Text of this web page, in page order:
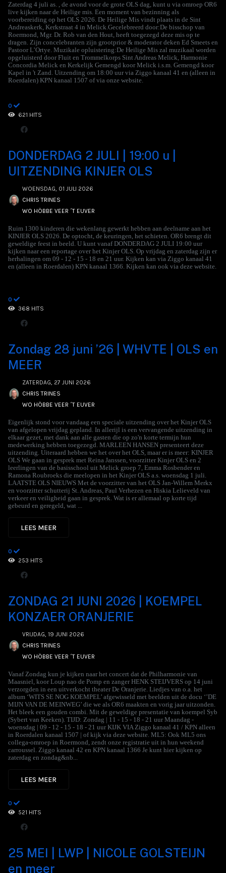
Zaterdag 4 juli as. , de avond voor de grote OLS dag, kunt u via omroep OR6
live kijken naar de Heilige mis. Een moment van bezinning als
voorbereiding op het OLS 2026. De Heilige Mis vindt plaats in de Sint
Andreaskerk, Kerkstraat 4 in Melick.Gecelebreerd door:De bisschop van
Roermond, Mgr. Dr. Rob van den Hout, heeft toegezegd deze mis op te
dragen. Zijn concelebranten zijn grootprior & moderator deken Ed Smeets en
Pastoor L’Ortye. Muzikale opluistering:De Heilige Mis zal muzikaal worden
opgeluisterd door Fluit en Trommelkorps Sint Andreas Melick, Harmonie
Concordia Melick en Kerkelijk Gemengd koor Melick i.s.m. Gemengd koor
Kapel in 't Zand. Uitzending om 18:00 uur via Ziggo kanaal 41 en (alleen in
Roerdalen) KPN kanaal 1507 of via onze website.
0
621 HITS
DONDERDAG 2 JULI | 19:00 u |
UITZENDING KINJER OLS
WOENSDAG, 01 JULI 2026
CHRIS TRINES
WO HÖBBE VEER ´T EUVER
Ruim 1300 kinderen die wekenlang gewerkt hebben aan deelname aan het
KINJER OLS 2026. De optocht, de keuringen, het schieten. OR6 brengt dit
geweldige feest in beeld. U kunt vanaf DONDERDAG 2 JULI 19:00 uur
kijken naar een reportage over het Kinjer OLS. Op vrijdag en zaterdag zijn er
herhalingen om 09 - 12 - 15 - 18 en 21 uur. Kijken kan via Ziggo kanaal 41
en (alleen in Roerdalen) KPN kanaal 1366. Kijken kan ook via deze website.
0
368 HITS
Zondag 28 juni ’26 | WHVTE | OLS en
MEER
ZATERDAG, 27 JUNI 2026
CHRIS TRINES
WO HÖBBE VEER ´T EUVER
Eigenlijk stond voor vandaag een speciale uitzending over het Kinjer OLS
van afgelopen vrijdag gepland. In allerijl is een vervangende uitzending in
elkaar gezet, met dank aan alle gasten die op zo'n korte termijn hun
medewerking hebben toegezegd. MARLEEN HANSEN presenteert deze
uitzending. Uiteraard hebben we het over het OLS, maar er is meer: KINJER
OLS We gaan in gesprek met Reina Janssen, voorzitter Kinjer OLS en 2
leerlingen van de basisschool uit Melick groep 7, Emma Rosbender en
Ramona Roubroeks die meelopen in het Kinjer OLS a.s. woensdag 1 juli.
LAATSTE OLS NIEUWS Met de voorzitter van het OLS Jan-Willem Merkx
en voorzitter schutterij St. Andreas, Paul Verhezen en Hiskia Lelieveld van
verkeer en veiligheid gaan in gesprek. Wat is er allemaal op korte tijd
gebeurd en geregeld, wat ...
LEES MEER
0
253 HITS
ZONDAG 21 JUNI 2026 | KOEMPEL
KONZAER ORANJERIE
VRIJDAG, 19 JUNI 2026
CHRIS TRINES
WO HÖBBE VEER ´T EUVER
Vanaf Zondag kun je kijken naar het concert dat de Philharmonie van
Maasniel, koor Loup nao de Pomp en zanger HENK STEIJVERS op 14 juni
verzorgden in een uitverkocht theater De Oranjerie. Liedjes van o.a. het
album ‘WITS SE NOG KOEMPEL’ afgewisseld met beelden uit de docu ‘’DE
MIJN VAN DE MEINWEG’ die we als OR6 maakten en vorig jaar uitzonden.
Het bleek een gouden combi. Mit de geweldige presentatie van koempel Syb
(Sybert van Keeken). TIJD: Zondag | 11 - 15 - 18 - 21 uur Maandag -
woensdag | 09 - 12 - 15 - 18 - 21 uur KIJK VIA Ziggo kanaal 41 / KPN alleen
in Roerdalen kanaal 1507 | of kijk via deze website. ML5: Ook ML5 ons
collega-omroep in Roermond, zendt onze registratie uit in hun weekend
carroussel. Ziggo kanaal 42 en KPN kanaal 1366 Je kunt hier kijken op
zaterdag en zondag&nb...
LEES MEER
0
521 HITS
25 MEI | LWP | NICOLE GOLSTEIJN
en meer